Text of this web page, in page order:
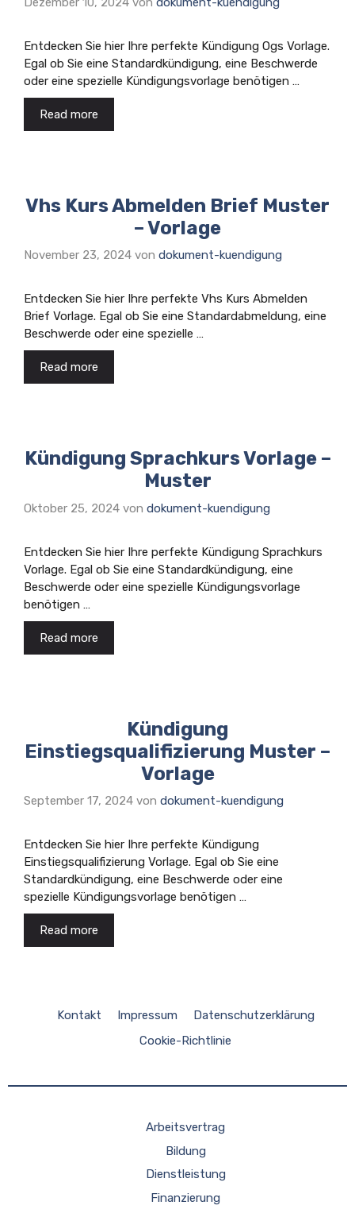
Entdecken Sie hier Ihre perfekte Kündigung Ogs Vorlage.
Egal ob Sie eine Standardkündigung, eine Beschwerde
oder eine spezielle Kündigungsvorlage benötigen …
Read more
Vhs Kurs Abmelden Brief Muster
– Vorlage
November 23, 2024 von dokument-kuendigung
Entdecken Sie hier Ihre perfekte Vhs Kurs Abmelden
Brief Vorlage. Egal ob Sie eine Standardabmeldung, eine
Beschwerde oder eine spezielle …
Read more
Kündigung Sprachkurs Vorlage –
Muster
Oktober 25, 2024 von dokument-kuendigung
Entdecken Sie hier Ihre perfekte Kündigung Sprachkurs
Vorlage. Egal ob Sie eine Standardkündigung, eine
Beschwerde oder eine spezielle Kündigungsvorlage
benötigen …
Read more
Kündigung
Einstiegsqualifizierung Muster –
Vorlage
September 17, 2024 von dokument-kuendigung
Entdecken Sie hier Ihre perfekte Kündigung
Einstiegsqualifizierung Vorlage. Egal ob Sie eine
Standardkündigung, eine Beschwerde oder eine
spezielle Kündigungsvorlage benötigen …
Read more
Kontakt Impressum
Datenschutzerklärung
Cookie-Richtlinie
Arbeitsvertrag
Bildung
Dienstleistung
Finanzierung